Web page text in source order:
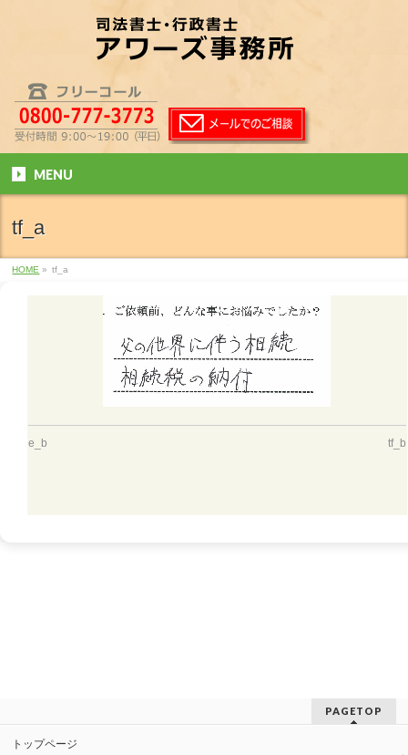
MENU
tf_a
HOME » tf_a
e_b tf_b
PAGETOP
トップページ